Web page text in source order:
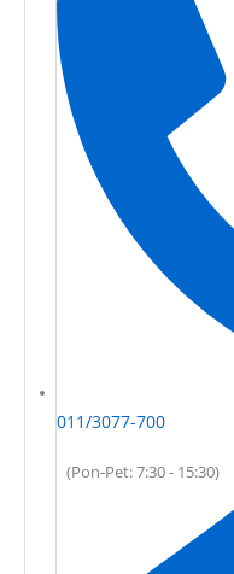
011/3077-700
(Pon-Pet: 7:30 - 15:30)